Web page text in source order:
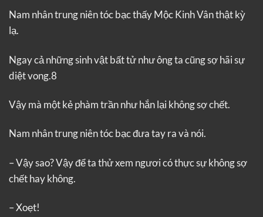
Nam nhân trung niên tóc bạc thấy Mộc Kinh Vân thật kỳ
lạ.
Ngay cả những sinh vật bất tử như ông ta cũng sợ hãi sự
diệt vong.8
Vậy mà một kẻ phàm trần như hắn lại không sợ chết.
Nam nhân trung niên tóc bạc đưa tay ra và nói.
– Vậy sao? Vậy để ta thử xem ngươi có thực sự không sợ
chết hay không.
– Xoẹt!